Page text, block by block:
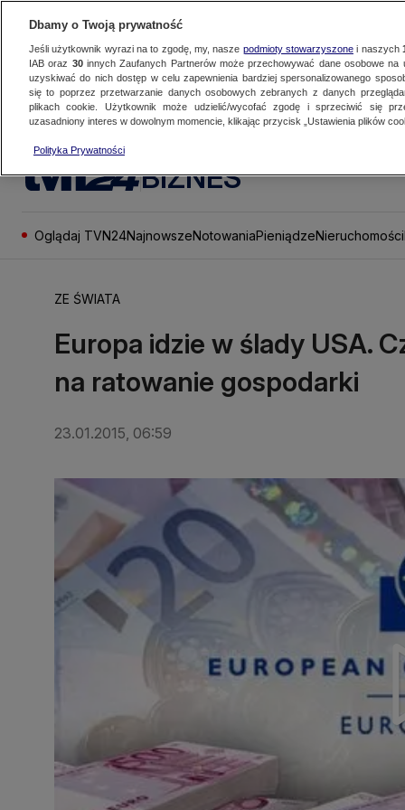
BIZNES
Oglądaj TVN24NajnowszeNotowaniaPieniądzeNieruchomości
ZE ŚWIATA
Europa idzie w ślady USA.
na ratowanie gospodarki
23.01.2015, 06:59
Dbamy o Twoją prywatność
Jeśli użytkownik wyrazi na to zgodę, my, nasze podmioty stowarzyszonei naszych
IAB oraz 30innych Zaufanych Partnerów może przechowywać dane osobowe na
uzyskiwać do nich dostęp w celu zapewnienia bardziej spersonalizowanego
się to poprzez przetwarzanie danych osobowych zebranych z danych
plikach cookie. Użytkownik może udzielić/wycofać zgodę i sprzeciwić się
uzasadniony interes w dowolnym momencie, klikając przycisk „Ustawienia plików
Polityka Prywatności